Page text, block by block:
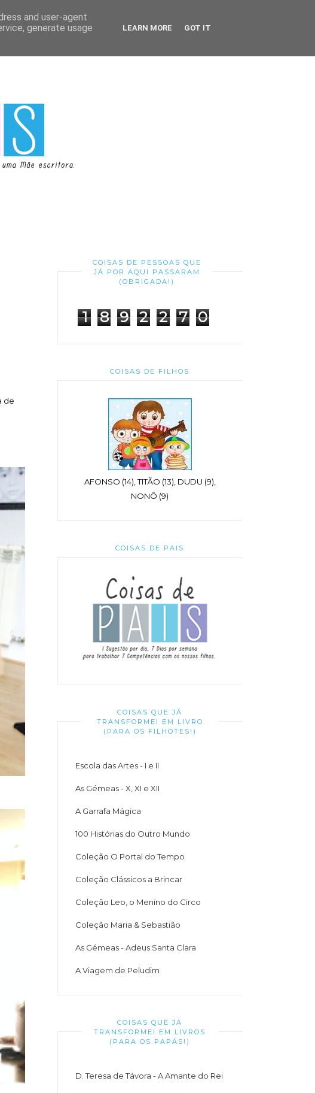
de
COISAS DE PESSOAS QUE
JÁ POR AQUI PASSARAM
(OBRIGADA!)
1 8 9 2 2 7 0
COISAS DE FILHOS
AFONSO (14), TITÃO (13), DUDU (9),
NONÔ (9)
COISAS DE PAIS
COISAS QUE JÁ
TRANSFORMEI EM LIVRO
(PARA OS FILHOTES!)
Escola das Artes - I e II
As Gémeas - X, XI e XII
A Garrafa Mágica
100 Histórias do Outro Mundo
Coleção O Portal do Tempo
Coleção Clássicos a Brincar
Coleção Leo, o Menino do Circo
Coleção Maria & Sebastião
As Gémeas - Adeus Santa Clara
A Viagem de Peludim
COISAS QUE JÁ
TRANSFORMEI EM LIVROS
(PARA OS PAPÁS!)
D. Teresa de Távora - A Amante do Rei
and user-agent
generate usage
LEARN MORE GOT IT